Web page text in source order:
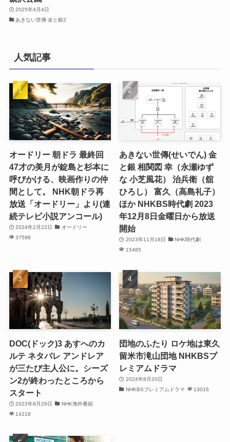
2025年4月4日
あきない世傳 金と銀2
人気記事
オードリー 朝ドラ 最終回
47才の美月が錠島と杉本に
呼びかける、映画作りの仲
間として。 NHK朝ドラ再
放送「オードリー」より(連
続テレビ小説アンコール)
2024年2月22日
オードリー
37598
あきない世傳(せいでん) 金
と銀 相関図 幸（永瀬ゆず
な 小芝風花） 治兵衛（舘
ひろし） 富久（高島礼子）
ほか NHKBS時代劇 2023
年12月8日金曜日から放送
開始
2023年11月18日
NHK時代劇
15485
DOC(ドック)3 あすへのカ
ルテ ネタバレ アンドレア
が三たび主人公に。シーズ
ン2が終わったところから
スタート
2023年8月29日
NHK海外番組
14218
団地のふたり ロケ地は東久
留米市滝山団地 NHKBSプ
レミアムドラマ
2024年8月20日
NHKBSプレミアムドラマ
13016